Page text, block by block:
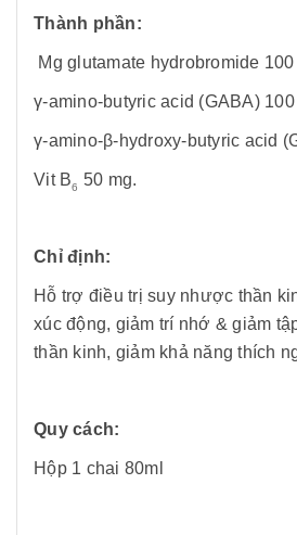
Thành phần:
Mg glutamate hydrobromide 100
γ-amino-butyric acid (GABA) 100
γ-amino-β-hydroxy-butyric acid
Vit B6 50 mg.
Chỉ định:
Hỗ trợ điều trị suy nhược thần
xúc động, giảm trí nhớ & giảm
thần kinh, giảm khả năng thích
Quy cách:
Hộp 1 chai 80ml